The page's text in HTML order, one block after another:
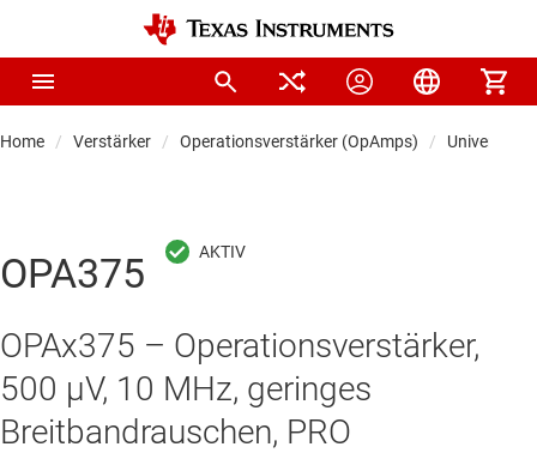
Home Verstärker Operationsverstärker (OpAmps) Universal-
OPA375
OPAx375 – Operationsverstärker,
500 µV, 10 MHz, geringes
Breitbandrauschen, PRO